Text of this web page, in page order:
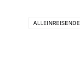
ALLEINREISENDE